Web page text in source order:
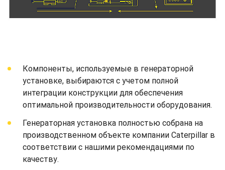
Компоненты, используемые в генераторной
установке, выбираются с учетом полной
интеграции конструкции для обеспечения
оптимальной производительности оборудования.
Генераторная установка полностью собрана на
производственном объекте компании Caterpillar в
соответствии с нашими рекомендациями по
качеству.